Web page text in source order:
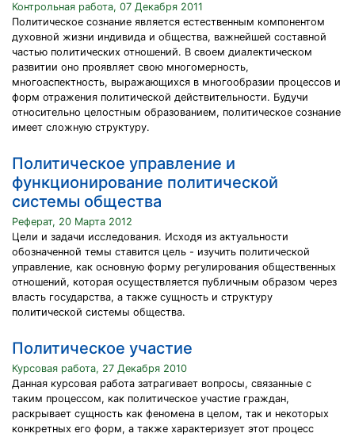
Контрольная работа, 07 Декабря 2011
Политическое сознание является естественным компонентом
духовной жизни индивида и общества, важнейшей составной
частью политических отношений. В своем диалектическом
развитии оно проявляет свою многомерность,
многоаспектность, выражающихся в многообразии процессов и
форм отражения политической действительности. Будучи
относительно целостным образованием, политическое сознание
имеет сложную структуру.
Политическое управление и
функционирование политической
системы общества
Реферат, 20 Марта 2012
Цели и задачи исследования. Исходя из актуальности
обозначенной темы ставится цель - изучить политической
управление, как основную форму регулирования общественных
отношений, которая осуществляется публичным образом через
власть государства, а также сущность и структуру
политической системы общества.
Политическое участие
Курсовая работа, 27 Декабря 2010
Данная курсовая работа затрагивает вопросы, связанные с
таким процессом, как политическое участие граждан,
раскрывает сущность как феномена в целом, так и некоторых
конкретных его форм, а также характеризует этот процесс